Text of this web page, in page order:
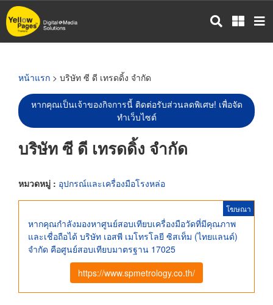
ข้าม
ไป
หน้าแรก > บริษัท ซี ดี เทรดดิ้ง จำกัด
หากคุณเป็นเจ้าของกิจการนี้ ติดต่อรับส่วนลดพิเศษ! เพื่อจัด
ทำเว็บไซต์
บริษัท ซี ดี เทรดดิ้ง จำกัด
หมวดหมู่ : อุปกรณ์และเครื่องมือโรงหล่อ
โฆษณา
หากคุณกำลังมองหาศูนย์สอบเทียบเครื่องมือวัดที่มีคุณภาพ
และเชื่อถือได้ บริษัท เอสพี เมโทรโลยี ซิสเท็ม (ไทยแลนด์)
จำกัด คือศูนย์สอบเทียบมาตรฐาน 17025
https://www.spmetrology.co.th/